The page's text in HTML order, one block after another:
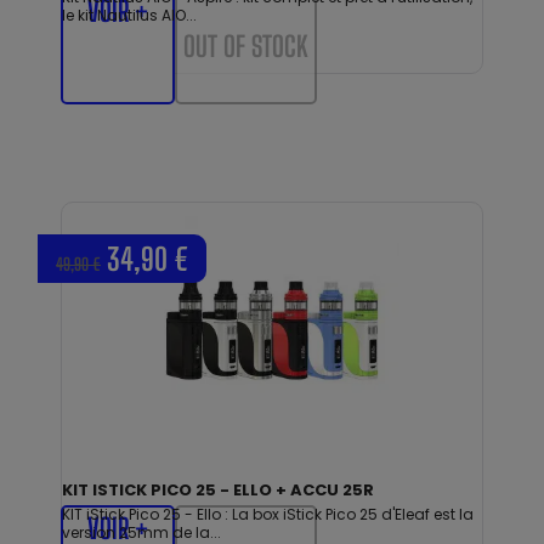
le kit Nautilus AIO...
VOIR +
OUT OF STOCK
KIT ISTICK PICO 25 - ELLO + ACCU 25R
KIT iStick Pico 25 - Ello : La box iStick Pico 25 d'Eleaf est la
version 25mm de la...
49,90 € 34,90 €
VOIR +